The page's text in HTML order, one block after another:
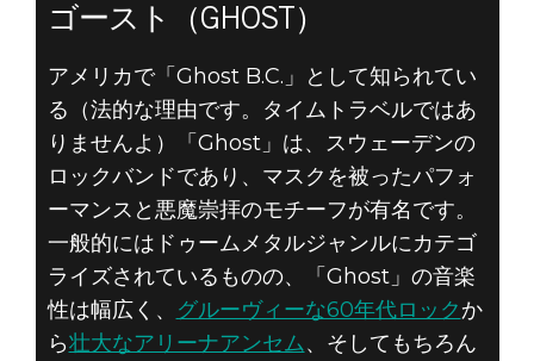
ゴースト（GHOST）
アメリカで「Ghost B.C.」として知られてい
る（法的な理由です。タイムトラベルではあ
りませんよ）「Ghost」は、スウェーデンの
ロックバンドであり、マスクを被ったパフォ
ーマンスと悪魔崇拝のモチーフが有名です。
一般的にはドゥームメタルジャンルにカテゴ
ライズされているものの、「Ghost」の音楽
性は幅広く、
グルーヴィーな60年代ロックか
ら壮大なアリーナアンセム、そしてもちろん